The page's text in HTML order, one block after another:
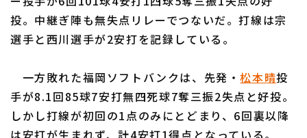
特定商取引法の表示 （別ウィンドウで開く
投。中継ぎ陣も無失点リレーでつないだ。打線は宗
選手と西川選手が2安打を記録している。
一方敗れた福岡ソフトバンクは、先発・松本晴投
手が8.1回85球7安打無四死球7奪三振2失点と好投。
しかし打線が初回の1点のみにとどまり、6回裏以降
は安打が生まれず、計4安打1得点となっている。